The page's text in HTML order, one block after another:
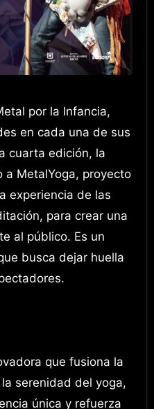
por la Infancia,
en cada una de sus
cuarta edición, la
a MetalYoga, proyecto
experiencia de las
para crear una
al público. Es un
busca dejar huella
que fusiona la
serenidad del yoga,
única y refuerza